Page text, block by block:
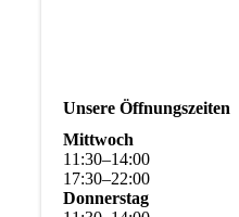
Unsere Öffnungszeiten
Mittwoch
11 :30–14:00
17:30–22:00
Donnerstag